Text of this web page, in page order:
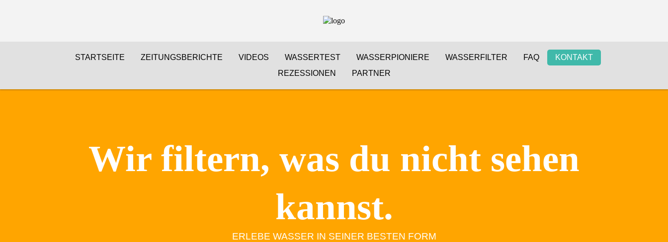
STARTSEITE ZEITUNGSBERICHTE VIDEOS WASSERTEST WASSERPIONIERE WASSERFILTER FAQ
KONTAKT
REZESSIONEN
PARTNER
Wir filtern, was du nicht sehen
kannst.
ERLEBE WASSER IN SEINER BESTEN FORM